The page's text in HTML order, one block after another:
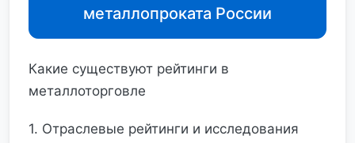
металлопроката России
Какие существуют рейтинги в
металлоторговле
1. Отраслевые рейтинги и исследования